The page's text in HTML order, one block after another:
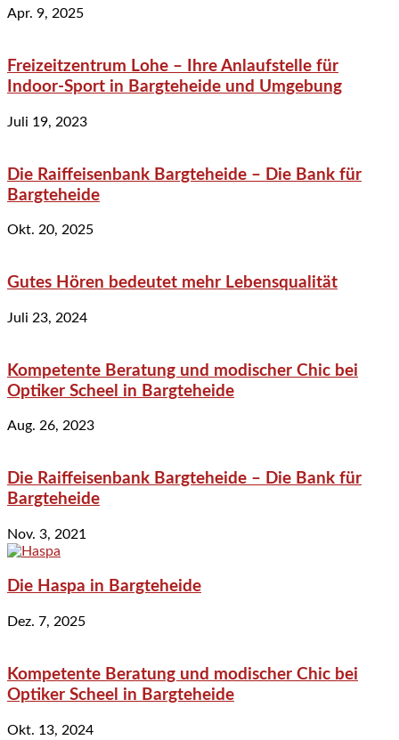
Apr. 9, 2025
Freizeitzentrum Lohe – Ihre Anlaufstelle für
Indoor-Sport in Bargteheide und Umgebung
Juli 19, 2023
Die Raiffeisenbank Bargteheide – Die Bank für
Bargteheide
Okt. 20, 2025
Gutes Hören bedeutet mehr Lebensqualität
Juli 23, 2024
Kompetente Beratung und modischer Chic bei
Optiker Scheel in Bargteheide
Aug. 26, 2023
Die Raiffeisenbank Bargteheide – Die Bank für
Bargteheide
Nov. 3, 2021
Die Haspa in Bargteheide
Dez. 7, 2025
Kompetente Beratung und modischer Chic bei
Optiker Scheel in Bargteheide
Okt. 13, 2024